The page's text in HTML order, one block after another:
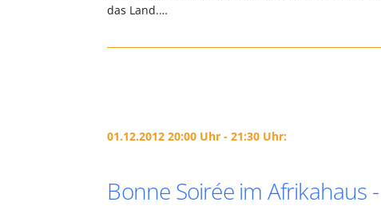
das Land.…
01.12.2012 20:00 Uhr - 21:30 Uhr:
Bonne Soirée im Afrikahaus